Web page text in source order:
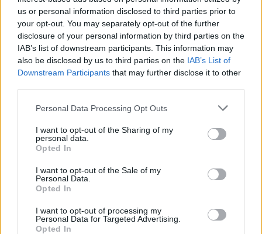
us or personal information disclosed to third parties prior to
your opt-out. You may separately opt-out of the further
disclosure of your personal information by third parties on the
IAB’s list of downstream participants. This information may
also be disclosed by us to third parties on the IAB’s List of
Downstream Participants that may further disclose it to other
Personal Data Processing Opt Outs
I want to opt-out of the Sharing of my
personal data.
Opted In
I want to opt-out of the Sale of my
Personal Data.
Opted In
I want to opt-out of processing my
Personal Data for Targeted Advertising.
Opted In
külföldi tanulás
külföldi ösztöndíj
DAAD ösztöndíj